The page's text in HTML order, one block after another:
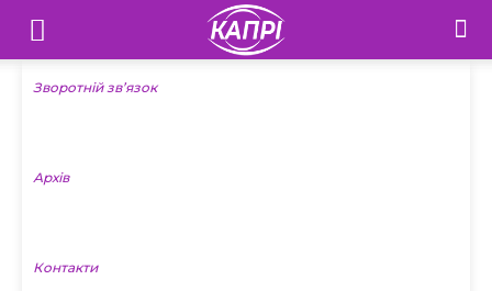
Телебачення
«Капрі»
Новини
Зворотній зв’язок
Архів
Контакти